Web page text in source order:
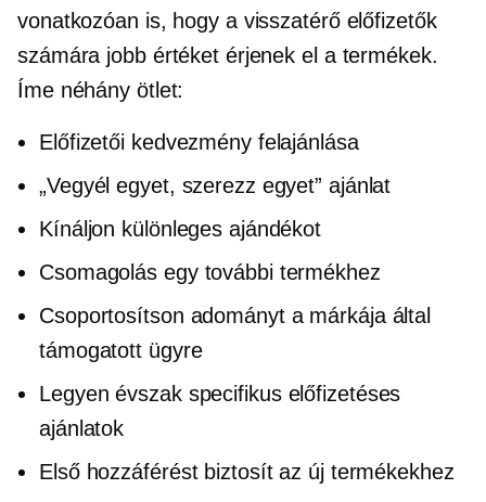
vonatkozóan is, hogy a visszatérő előfizetők
számára jobb értéket érjenek el a termékek.
Íme néhány ötlet:
Előfizetői kedvezmény felajánlása
„Vegyél egyet, szerezz egyet” ajánlat
Kínáljon különleges ajándékot
Csomagolás egy további termékhez
Csoportosítson adományt a márkája által
támogatott ügyre
Legyenévszak specifikuselőfizetéses
ajánlatok
Első hozzáférést biztosít az új termékekhez